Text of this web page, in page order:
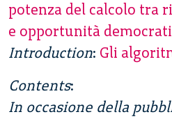
potenza del calcolo tra
e opportunità
Introduction: Gli
Contents:
In occasione della